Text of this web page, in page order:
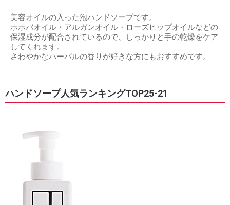
美容オイルの入った泡ハンドソープです。
ホホバオイル・アルガンオイル・ローズヒップオイルなどの
保湿成分が配合されているので、しっかりと手の乾燥をケア
してくれます。
さわやかなハーバルの香りが好きな方にもおすすめです。
ハンドソープ人気ランキングTOP25-21